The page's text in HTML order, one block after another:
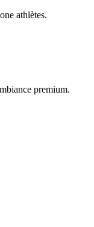
athlètes.
premium.